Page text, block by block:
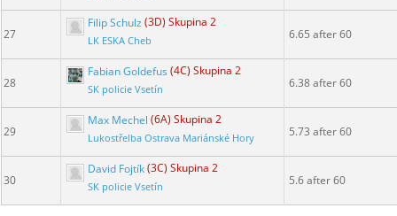
27
Filip Schulz (3D) Skupina 2
LK ESKA Cheb 6.65 after 60
28
Fabian Goldefus (4C) Skupina 2
SK policie Vsetín 6.38 after 60
29
Max Mechel (6A) Skupina 2
Lukostřelba Ostrava Mariánské Hory 5.73 after 60
30
David Fojtík(3C) Skupina 2
SK policie Vsetín 5.6 after 60